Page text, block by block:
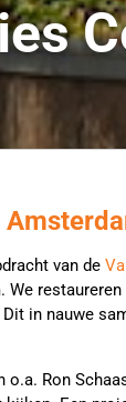
van de
in nauwe
Ron